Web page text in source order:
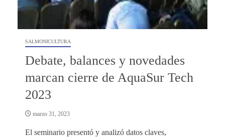
SALMONICULTURA
Debate, balances y novedades
marcan cierre de AquaSur Tech
2023
marzo 31, 2023
El seminario presentó y analizó datos claves,